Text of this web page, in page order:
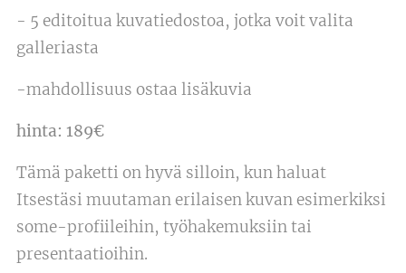
- 5 editoitua kuvatiedostoa, jotka voit valita
galleriasta
-mahdollisuus ostaa lisäkuvia
hinta: 189€
Tämä paketti on hyvä silloin, kun haluat
Itsestäsi muutaman erilaisen kuvan esimerkiksi
some-profiileihin, työhakemuksiin tai
presentaatioihin.